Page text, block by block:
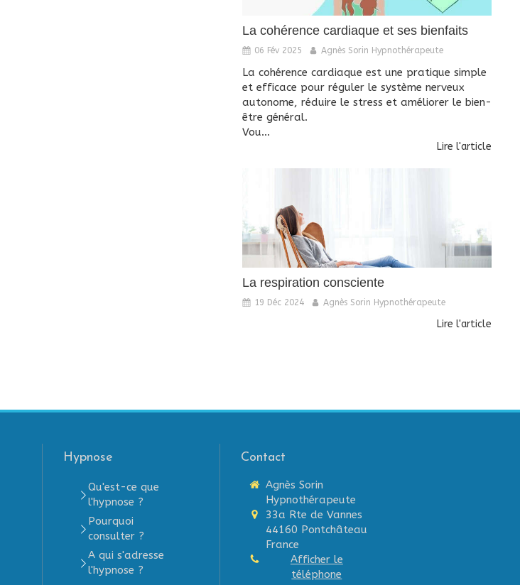
La cohérence cardiaque et ses bienfaits
06 Fév 2025 Agnès Sorin Hypnothérapeute
La cohérence cardiaque est une pratique simple
et efficace pour réguler le système nerveux
autonome, réduire le stress et améliorer le bien-
être général.
Vou...
Lire l'article
La respiration consciente
19 Déc 2024 Agnès Sorin Hypnothérapeute
Lire l'article
Hypnose
Qu'est-ce que
l'hypnose ?
Pourquoi
consulter ?
A qui s'adresse
l'hypnose ?
Contact
Agnès Sorin
Hypnothérapeute
33a Rte de Vannes
44160 Pontchâteau
France
Afficher le
téléphone